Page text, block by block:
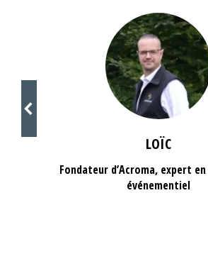
LOÏC
Fondateur d’Acroma, expert
événementiel